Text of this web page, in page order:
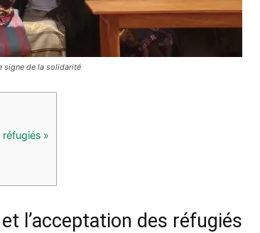
signe de la solidarité
»
l’acceptation des réfugiés